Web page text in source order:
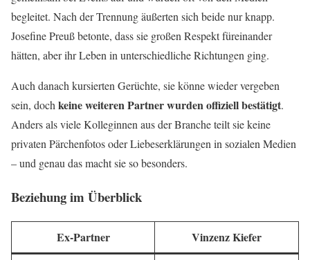
begleitet. Nach der Trennung äußerten sich beide nur knapp.
Josefine Preuß betonte, dass sie großen Respekt füreinander
hätten, aber ihr Leben in unterschiedliche Richtungen ging.
Auch danach kursierten Gerüchte, sie könne wieder vergeben
sein, dochkeine weiteren Partner wurden offiziell bestätigt.
Anders als viele Kolleginnen aus der Branche teilt sie keine
privaten Pärchenfotos oder Liebeserklärungen in sozialen Medien
– und genau das macht sie so besonders.
Beziehung im Überblick
Ex-Partner Vinzenz Kiefer